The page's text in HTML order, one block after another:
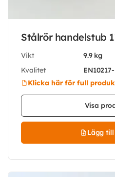
Stålrör handelstub
Vikt
9.9 kg
Kvalitet
Klicka här för full
Visa
Lägg